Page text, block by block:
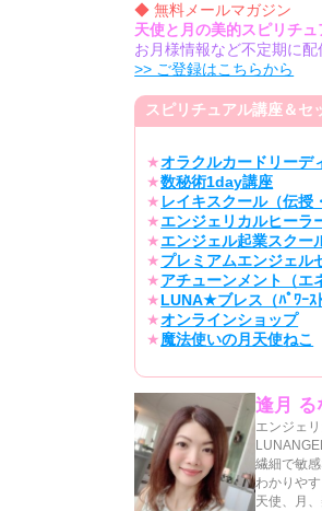
◆ 無料メールマガジン
天使と月の美的スピリチュ
お月様情報など不定期に
>> ご登録はこちらから
スピリチュアル講座＆セ
★オラクルカードリーデ
★数秘術1day講座
★ レイキスクール（伝授
★エンジェリカルヒーラ
★エンジェル起業スクー
★プレミアムエンジェル
★アチューンメント（エ
★LUNA★ブレス（ﾊﾟﾜｰｽﾄ
★オンラインショップ
★魔法使いの月天使ねこ
逢月 る
エンジェ
繊細で敏
わかりや
天使、月